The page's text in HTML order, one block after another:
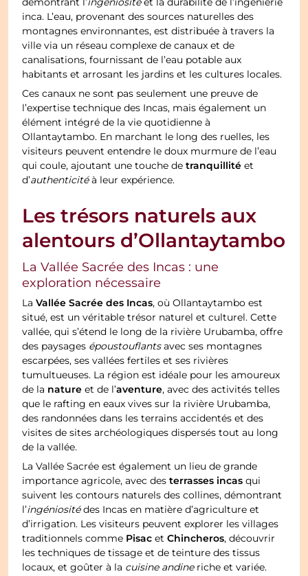
démontrant l’ingéniositéet la durabilité de l’ingénierie
inca. L’eau, provenant des sources naturelles des
montagnes environnantes, est distribuée à travers la
ville via un réseau complexe de canaux et de
canalisations, fournissant de l’eau potable aux
habitants et arrosant les jardins et les cultures locales.
Ces canaux ne sont pas seulement une preuve de
l’expertise technique des Incas, mais également un
élément intégré de la vie quotidienne à
Ollantaytambo. En marchant le long des ruelles, les
visiteurs peuvent entendre le doux murmure de l’eau
qui coule, ajoutant une touche detranquillité et
d’authenticitéà leur expérience.
Les trésors naturels aux
alentours d’Ollantaytambo
La Vallée Sacrée des Incas : une
exploration nécessaire
LaVallée Sacrée des Incas, où Ollantaytambo est
situé, est un véritable trésor naturel et culturel. Cette
vallée, qui s’étend le long de la rivière Urubamba, offre
des paysages époustouflantsavec ses montagnes
escarpées, ses vallées fertiles et ses rivières
tumultueuses. La région est idéale pour les amoureux
de la nature et de l’aventure, avec des activités telles
que le rafting en eaux vives sur la rivière Urubamba,
des randonnées dans les terrains accidentés et des
visites de sites archéologiques dispersés tout au long
de la vallée.
La Vallée Sacrée est également un lieu de grande
importance agricole, avec desterrasses incas qui
suivent les contours naturels des collines, démontrant
l’ingéniositédes Incas en matière d’agriculture et
d’irrigation. Les visiteurs peuvent explorer les villages
traditionnels comme Pisac etChincheros, découvrir
les techniques de tissage et de teinture des tissus
locaux, et goûter à la cuisine andineriche et variée.